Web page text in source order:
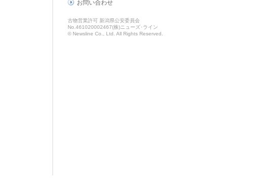
お問い合わせ
古物営業許可 新潟県公安委員会
No.461020002467(株)ニューズ･ライン
© Newsline Co., Ltd. All Rights Reserved.